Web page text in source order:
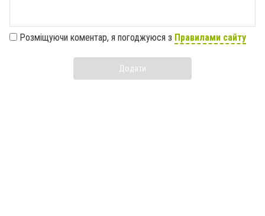
Розміщуючи коментар, я погоджуюся з Правилами сайту
Додати